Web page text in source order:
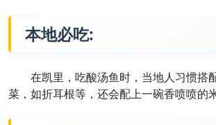
本地必吃:
在凯里，吃酸汤鱼时，当地人习惯搭
菜，如折耳根等，还会配上一碗香喷喷的米